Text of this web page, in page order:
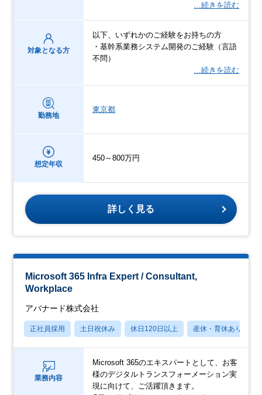
…続きを読む
対象となる方
以下、いずれかのご経験をお持ちの方
・基幹系業務システム開発のご経験（言語
不問）
…続きを読む
勤務地
東京都
想定年収
450～800万円
詳しく見る
Microsoft 365 Infra Expert / Consultant,
Workplace
アバナード株式会社
正社員採用 土日祝休み 休日120日以上 産休・育休あり
業務内容
Microsoft 365のエキスパートとして、お客
様のデジタルトランスフォーメーション実
現に向けて、ご活躍頂きます。